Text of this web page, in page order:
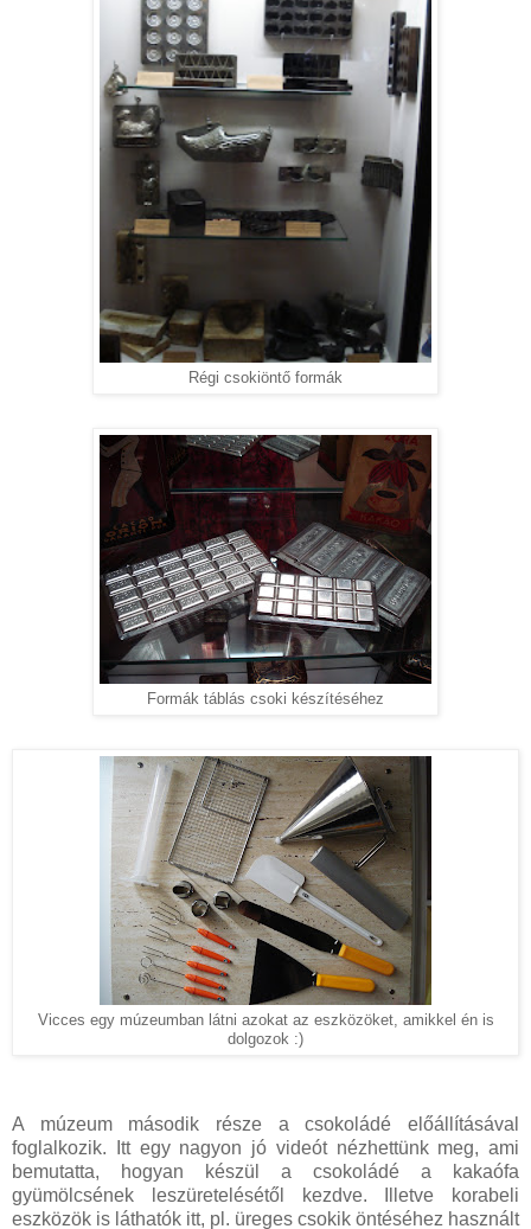
Régi csokiöntő formák
Formák táblás csoki készítéséhez
Vicces egy múzeumban látni azokat az eszközöket, amikkel én is
dolgozok :)
A múzeum második része a csokoládé előállításával
foglalkozik. Itt egy nagyon jó videót nézhettünk meg, ami
bemutatta, hogyan készül a csokoládé a kakaófa
gyümölcsének leszüretelésétől kezdve. Illetve korabeli
eszközök is láthatók itt, pl. üreges csokik öntéséhez használt